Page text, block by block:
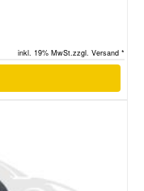
inkl. 19% MwSt.zzgl. Versand *